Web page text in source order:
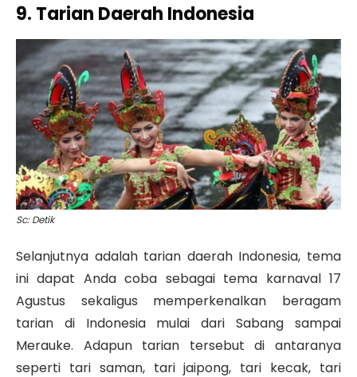
9. Tarian Daerah Indonesia
Sc: Detik
Selanjutnya adalah tarian daerah Indonesia, tema
ini dapat Anda coba sebagai tema karnaval 17
Agustus sekaligus memperkenalkan beragam
tarian di Indonesia mulai dari Sabang sampai
Merauke. Adapun tarian tersebut di antaranya
seperti tari saman, tari jaipong, tari kecak, tari